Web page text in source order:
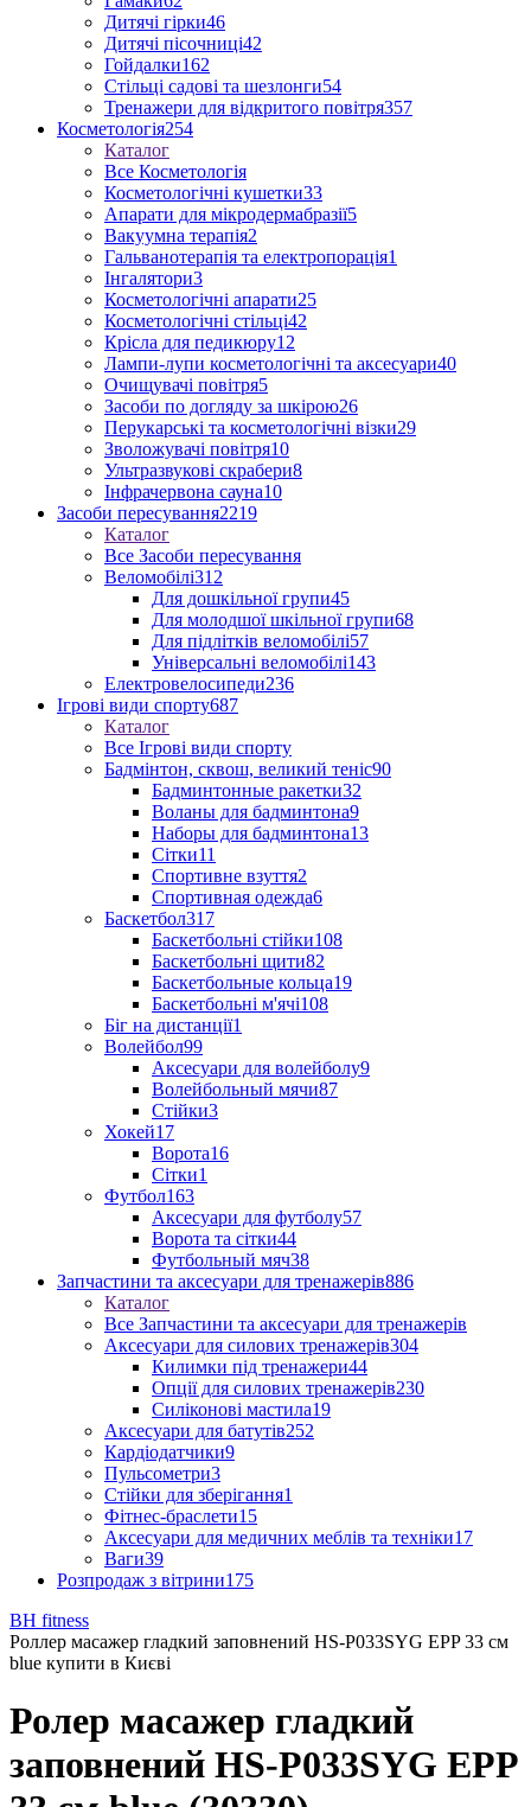
Дитячі гірки46
Дитячі пісочниці42
Гойдалки162
Стільці садові та шезлонги54
Тренажери для відкритого повітря357
Косметологія254
Каталог
Все Косметологія
Косметологічні кушетки33
Апарати для мікродермабразії5
Вакуумна терапія2
Гальванотерапія та електропорація1
Інгалятори3
Косметологічні апарати25
Косметологічні стільці42
Крісла для педикюру12
Лампи-лупи косметологічні та аксесуари40
Очищувачі повітря5
Засоби по догляду за шкірою26
Перукарські та косметологічні візки29
Зволожувачі повітря10
Ультразвукові скрабери8
Інфрачервона сауна10
Засоби пересування2219
Каталог
Все Засоби пересування
Веломобілі312
Для дошкільної групи45
Для молодшої шкільної групи68
Для підлітків веломобілі57
Універсальні веломобілі143
Електровелосипеди236
Ігрові види спорту687
Каталог
Все Ігрові види спорту
Бадмінтон, сквош, великий теніс90
Бадминтонные ракетки32
Воланы для бадминтона9
Наборы для бадминтона13
Сітки11
Спортивне взуття2
Спортивная одежда6
Баскетбол317
Баскетбольні стійки108
Баскетбольні щити82
Баскетбольные кольца19
Баскетбольні м'ячі108
Біг на дистанції1
Волейбол99
Аксесуари для волейболу9
Волейбольный мячи87
Стійки3
Хокей17
Ворота16
Сітки1
Футбол163
Аксесуари для футболу57
Ворота та сітки44
Футбольный мяч38
Запчастини та аксесуари для тренажерів886
Каталог
Все Запчастини та аксесуари для тренажерів
Аксесуари для силових тренажерів304
Килимки під тренажери44
Опції для силових тренажерів230
Силіконові мастила19
Аксесуари для батутів252
Кардіодатчики9
Пульсометри3
Стійки для зберігання1
Фітнес-браслети15
Аксесуари для медичних меблів та техніки17
Ваги39
Розпродаж з вітрини175
BH fitness
Роллер масажер гладкий заповнений HS-P033SYG EPP 33 см
blue купити в Києві
Ролер масажер гладкий
заповнений HS-P033SYG EPP